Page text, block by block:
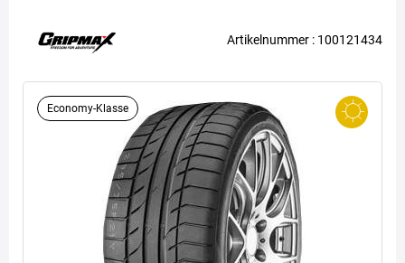
Economy-Klasse
Artikelnummer : 100121434